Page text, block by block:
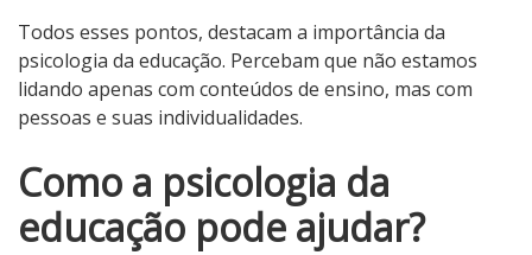
Todos esses pontos, destacam a importância da
psicologia da educação. Percebam que não estamos
lidando apenas com conteúdos de ensino, mas com
pessoas e suas individualidades.
Como a psicologia da
educação pode ajudar?